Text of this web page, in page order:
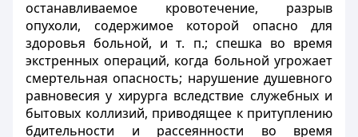
останавливаемое кровотечение, разрыв
опухоли, содержимое которой опасно для
здоровья больной, и т. п.; спешка во время
экстренных операций, когда больной угрожает
смертельная опасность; нарушение душевного
равновесия у хирурга вследствие служебных и
бытовых коллизий, приводящее к притуплению
бдительности и рассеянности во время